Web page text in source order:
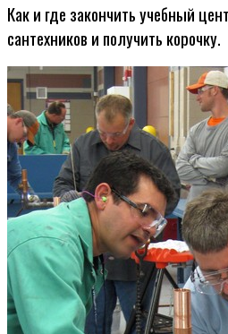
Как и где закончить учебный
сантехников и получить корочку.